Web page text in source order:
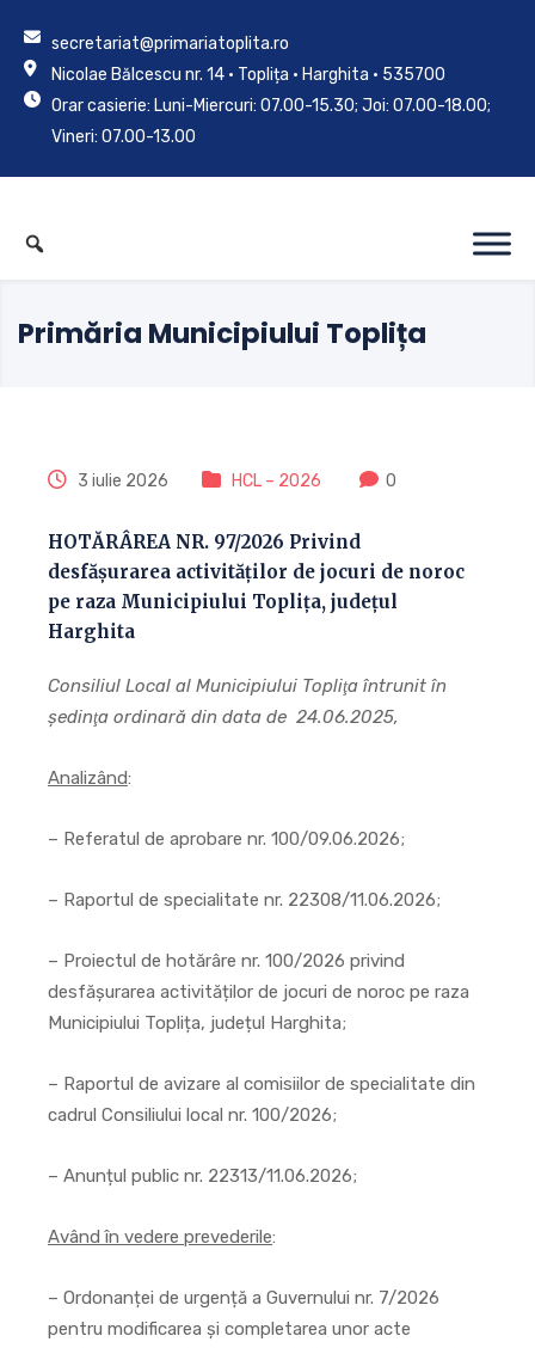
secretariat@primariatoplita.ro
Nicolae Bălcescu nr. 14 • Toplița • Harghita • 535700
Orar casierie: Luni-Miercuri: 07.00-15.30; Joi: 07.00-18.00;
Vineri: 07.00-13.00
Primăria Municipiului Toplița
3 iulie 2026 HCL – 2026 0
HOTĂRÂREA NR. 97/2026 Privind
desfășurarea activităților de jocuri de noroc
pe raza Municipiului Toplița, județul
Harghita
Consiliul Local al Municipiului Topliţa întrunit în
şedinţa ordinară din data de 24.06.2025,
Analizând:
– Referatul de aprobare nr. 100/09.06.2026;
– Raportul de specialitate nr. 22308/11.06.2026;
– Proiectul de hotărâre nr. 100/2026 privind
desfășurarea activităților de jocuri de noroc pe raza
Municipiului Toplița, județul Harghita;
– Raportul de avizare al comisiilor de specialitate din
cadrul Consiliului local nr. 100/2026;
– Anunțul public nr. 22313/11.06.2026;
Având în vedere prevederile:
– Ordonanței de urgență a Guvernului nr. 7/2026
pentru modificarea și completarea unor acte